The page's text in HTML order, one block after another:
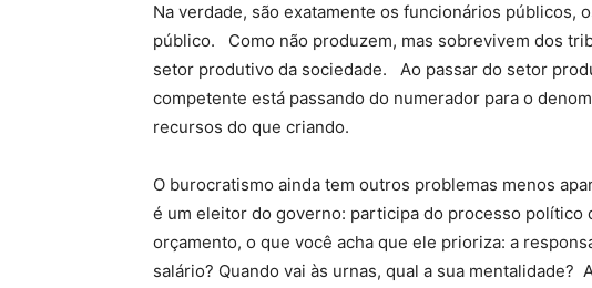
Na verdade, são exatamente os funcionários públicos,
público. Como não produzem, mas sobrevivem dos
setor produtivo da sociedade. Ao passar do setor
competente está passando do numerador para o
recursos do que criando.
O burocratismo ainda tem outros problemas menos
é um eleitor do governo: participa do processo político
orçamento, o que você acha que ele prioriza: a
salário? Quando vai às urnas, qual a sua mentalidade?